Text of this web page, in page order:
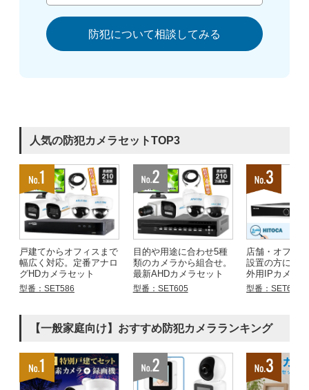
防犯について相談してみる
人気の防犯カメラセットTOP3
戸建てからオフィスまで
幅広く対応。定番アナロ
グHDカメラセット
型番：SET586
目的や用途に合わせ5種
類のカメラから組合せ。
最新AHDカメラセット
型番：SET605
店舗・オフィ
設置の方にお
外用IPカメラ
型番：SET683
【一般家庭向け】おすすめ防犯カメラランキング